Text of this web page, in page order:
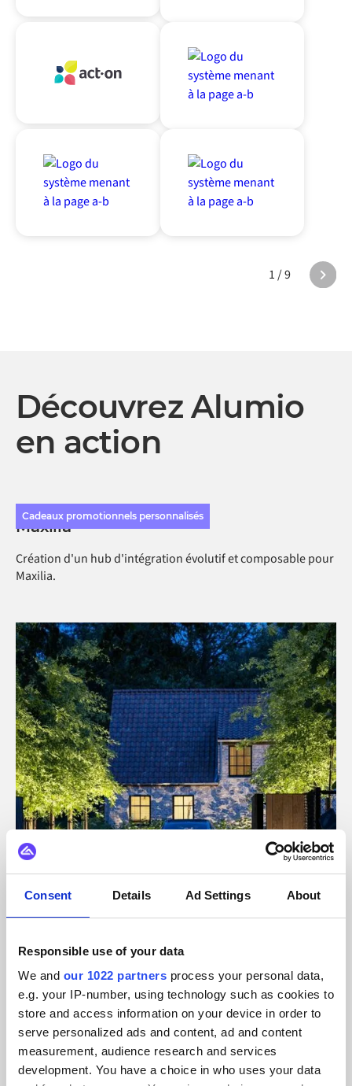
Consent Details Ad Settings About
Responsible use of your data
We and our 1022 partners process your personal data,
e.g. your IP-number, using technology such as cookies to
store and access information on your device in order to
serve personalized ads and content, ad and content
measurement, audience research and services
development. You have a choice in who uses your data
1 / 9
Découvrez Alumio
en action
Cadeaux promotionnels personnalisés
Maxilia
Création d'un hub d'intégration évolutif et composable pour
Maxilia.
Éclairage extérieur
in-lite
Comment in-lite a repris le contrôle de ses intégrations et
s'est développée à l'échelle mondiale grâce à Alumio.